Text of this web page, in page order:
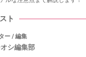
ト
ー / 編集
シ編集部